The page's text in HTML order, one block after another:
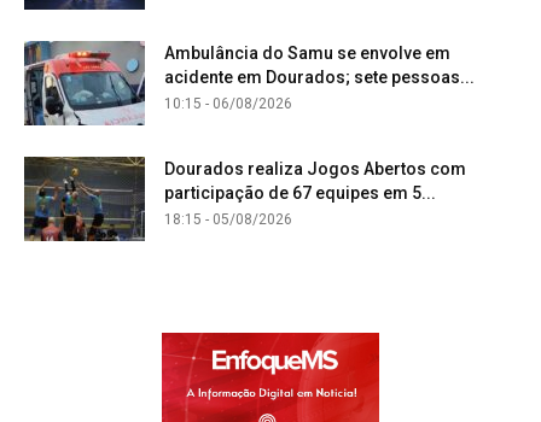
Ambulância do Samu se envolve em
acidente em Dourados; sete pessoas...
10:15 - 06/08/2026
Dourados realiza Jogos Abertos com
participação de 67 equipes em 5...
18:15 - 05/08/2026